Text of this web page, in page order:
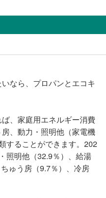
なら、プロパンとエコキ
、家庭用エネルギー消費
、動力・照明他（家電機
することができます。202
照明他（32.9％）、給湯
ゅう房（9.7％）、冷房